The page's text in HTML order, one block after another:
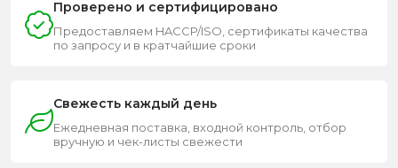
Проверено и сертифицировано
Предоставляем HACCP/ISO, сертификаты качества
по запросу и в кратчайшие сроки
Свежесть каждый день
Ежедневная поставка, входной контроль, отбор
вручную и чек-листы свежести